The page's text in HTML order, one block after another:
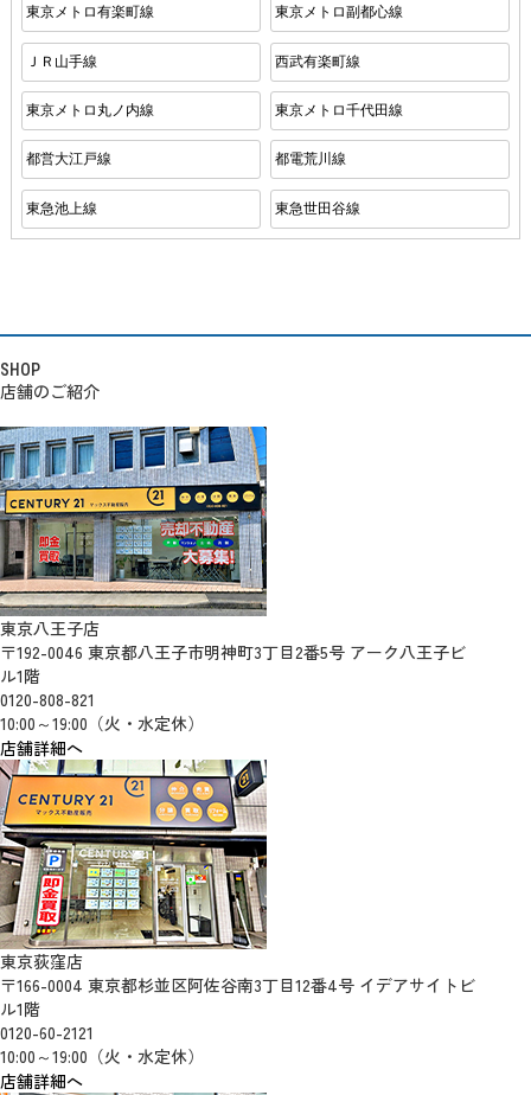
東京メトロ有楽町線 東京メトロ副都心線
ＪＲ山手線 西武有楽町線
東京メトロ丸ノ内線 東京メトロ千代田線
都営大江戸線 都電荒川線
東急池上線 東急世田谷線
SHOP
店舗のご紹介
東京八王子店
〒192-0046 東京都八王子市明神町3丁目2番5号 アーク八王子ビ
ル1階
0120-808-821
10:00～19:00（火・水定休）
店舗詳細へ
東京荻窪店
〒166-0004 東京都杉並区阿佐谷南3丁目12番4号 イデアサイトビ
ル1階
0120-60-2121
10:00～19:00（火・水定休）
店舗詳細へ